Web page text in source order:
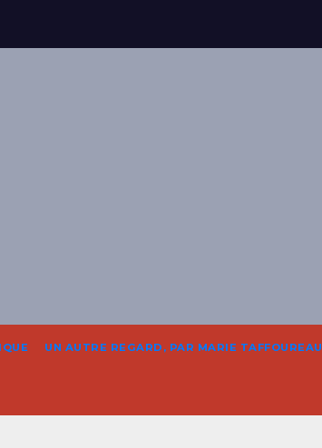
UN AUTRE REGARD, PAR MARIE TAFFOUREAU